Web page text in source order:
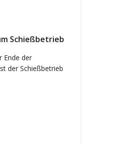
Schießbetrieb
Ende der
der Schießbetrieb